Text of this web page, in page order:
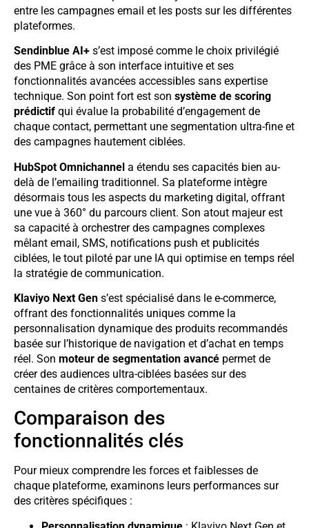
entre les campagnes email et les posts sur les différentes
plateformes.
Sendinblue AI+ s’est imposé comme le choix privilégié
des PME grâce à son interface intuitive et ses
fonctionnalités avancées accessibles sans expertise
technique. Son point fort est son système de scoring
prédictif qui évalue la probabilité d’engagement de
chaque contact, permettant une segmentation ultra-fine et
des campagnes hautement ciblées.
HubSpot Omnichannel a étendu ses capacités bien au-
delà de l’emailing traditionnel. Sa plateforme intègre
désormais tous les aspects du marketing digital, offrant
une vue à 360° du parcours client. Son atout majeur est
sa capacité à orchestrer des campagnes complexes
mêlant email, SMS, notifications push et publicités
ciblées, le tout piloté par une IA qui optimise en temps réel
la stratégie de communication.
Klaviyo Next Gen s’est spécialisé dans le e-commerce,
offrant des fonctionnalités uniques comme la
personnalisation dynamique des produits recommandés
basée sur l’historique de navigation et d’achat en temps
réel. Son moteur de segmentation avancé permet de
créer des audiences ultra-ciblées basées sur des
centaines de critères comportementaux.
Comparaison des
fonctionnalités clés
Pour mieux comprendre les forces et faiblesses de
chaque plateforme, examinons leurs performances sur
des critères spécifiques :